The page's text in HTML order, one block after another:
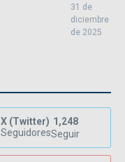
31 de
diciembre
de 2025
X (Twitter) 1,248
SeguidoresSeguir